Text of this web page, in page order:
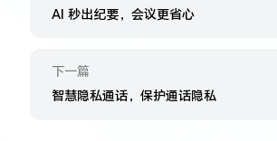
AI 秒出纪要，会议更省心
下一篇
智慧隐私通话，保护通话隐私